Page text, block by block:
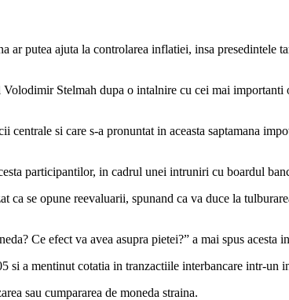
putea ajuta la controlarea inflatiei, insa presedintele
Stelmah dupa o intalnire cu cei mai
si care s-a pronuntat in aceasta saptamana
participantilor, in cadrul unei intruniri cu boardul
se opune reevaluarii, spunand ca va duce la
Ce efect va avea asupra pietei?” a mai spus acesta
a mentinut cotatia in tranzactiile interbancare intr-un
sau cumpararea de moneda straina.